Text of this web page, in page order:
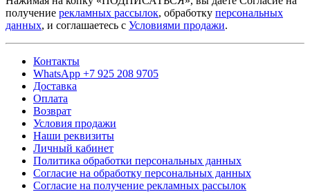
получение рекламных рассылок, обработку персональных
данных, и соглашаетесь с Условиями продажи.
Контакты
WhatsApp +7 925 208 9705
Доставка
Оплата
Возврат
Условия продажи
Наши реквизиты
Личный кабинет
Политика обработки персональных данных
Согласие на обработку персональных данных
Согласие на получение рекламных рассылок